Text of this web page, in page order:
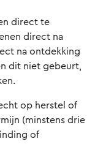
direct te
direct na
na ontdekking
dit niet gebeurt,
op herstel of
(minstens drie
of